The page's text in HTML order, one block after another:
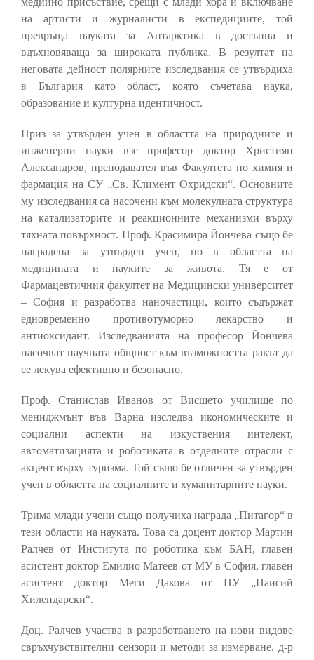
на артисти и журналисти в експедициите, той
превръща науката за Антарктика в достъпна и
вдъхновяваща за широката публика. В резултат на
неговата дейност полярните изследвания се утвърдиха
в България като област, която съчетава наука,
образование и културна идентичност.
Приз за утвърден учен в областта на природните и
инженерни науки взе професор доктор Християн
Александров, преподавател във Факултета по химия и
фармация на СУ „Св. Климент Охридски“. Основните
му изследвания са насочени към молекулната структура
на катализаторите и реакционните механизми върху
тяхната повърхност. Проф. Красимира Йончева също бе
наградена за утвърден учен, но в областта на
медицината и науките за живота. Тя е от
Фармацевтичния факултет на Медицински университет
– София и разработва наночастици, които съдържат
едновременно противотуморно лекарство и
антиоксидант. Изследванията на професор Йончева
насочват научната общност към възможността ракът да
се лекува ефективно и безопасно.
Проф. Станислав Иванов от Висшето училище по
мениджмънт във Варна изследва икономическите и
социални аспекти на изкуствения интелект,
автоматизацията и роботиката в отделните отрасли с
акцент върху туризма. Той също бе отличен за утвърден
учен в областта на социалните и хуманитарните науки.
Трима млади учени също получиха награда „Питагор“ в
тези области на науката. Това са доцент доктор Мартин
Ралчев от Института по роботика към БАН, главен
асистент доктор Емилио Матеев от МУ в София, главен
асистент доктор Меги Дакова от ПУ „Паисий
Хилендарски“.
Доц. Ралчев участва в разработването на нови видове
свръхчувствителни сензори и методи за измерване, д-р